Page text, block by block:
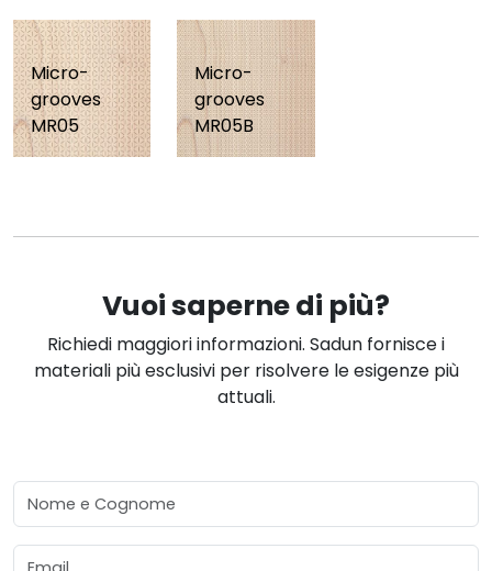
Micro-
grooves
MR05
Micro-
grooves
MR05B
Vuoi saperne di più?
Richiedi maggiori informazioni. Sadun fornisce i
materiali più esclusivi per risolvere le esigenze più
attuali.
Nome e Cognome
Email